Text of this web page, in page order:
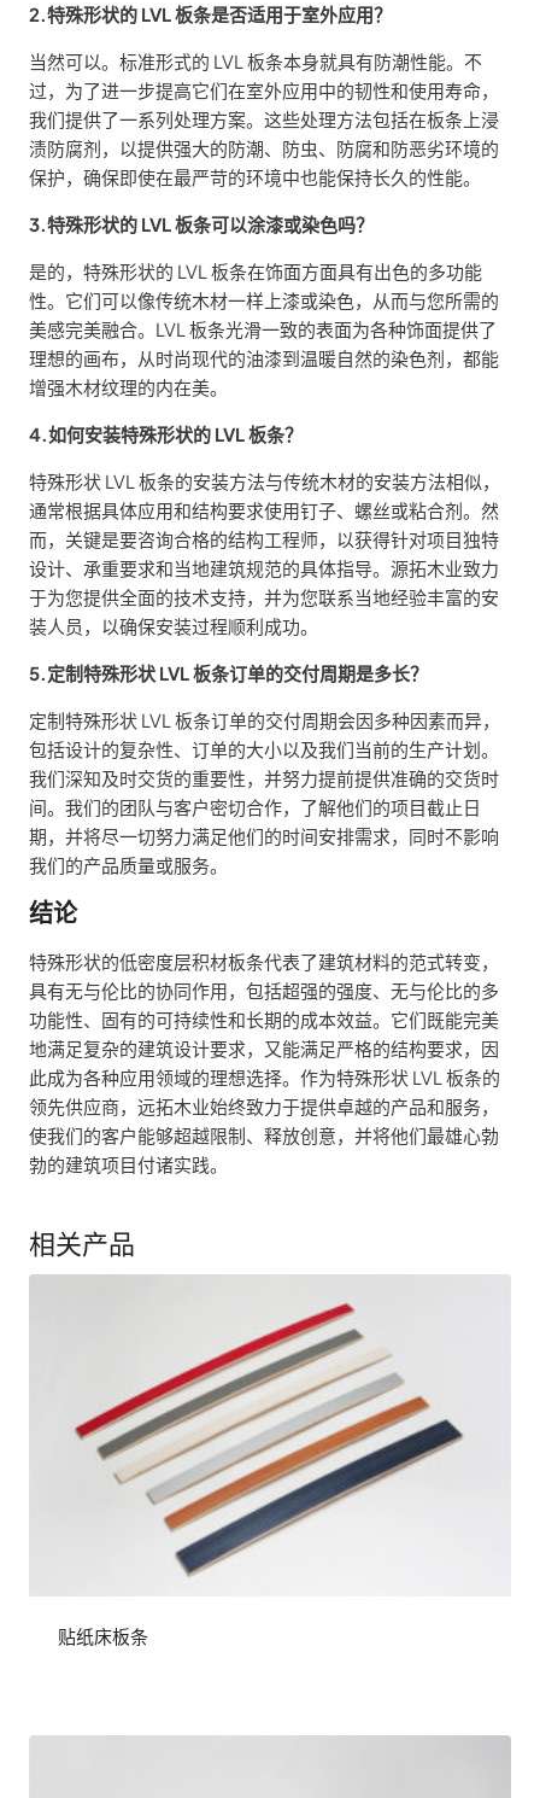
2.特殊形状的 LVL 板条是否适用于室外应用？
当然可以。标准形式的 LVL 板条本身就具有防潮性能。不
过，为了进一步提高它们在室外应用中的韧性和使用寿命，
我们提供了一系列处理方案。这些处理方法包括在板条上浸
渍防腐剂，以提供强大的防潮、防虫、防腐和防恶劣环境的
保护，确保即使在最严苛的环境中也能保持长久的性能。
3.特殊形状的 LVL 板条可以涂漆或染色吗？
是的，特殊形状的 LVL 板条在饰面方面具有出色的多功能
性。它们可以像传统木材一样上漆或染色，从而与您所需的
美感完美融合。LVL 板条光滑一致的表面为各种饰面提供了
理想的画布，从时尚现代的油漆到温暖自然的染色剂，都能
增强木材纹理的内在美。
4.如何安装特殊形状的 LVL 板条？
特殊形状 LVL 板条的安装方法与传统木材的安装方法相似，
通常根据具体应用和结构要求使用钉子、螺丝或粘合剂。然
而，关键是要咨询合格的结构工程师，以获得针对项目独特
设计、承重要求和当地建筑规范的具体指导。源拓木业致力
于为您提供全面的技术支持，并为您联系当地经验丰富的安
装人员，以确保安装过程顺利成功。
5.定制特殊形状 LVL 板条订单的交付周期是多长？
定制特殊形状 LVL 板条订单的交付周期会因多种因素而异，
包括设计的复杂性、订单的大小以及我们当前的生产计划。
我们深知及时交货的重要性，并努力提前提供准确的交货时
间。我们的团队与客户密切合作，了解他们的项目截止日
期，并将尽一切努力满足他们的时间安排需求，同时不影响
我们的产品质量或服务。
结论
特殊形状的低密度层积材板条代表了建筑材料的范式转变，
具有无与伦比的协同作用，包括超强的强度、无与伦比的多
功能性、固有的可持续性和长期的成本效益。它们既能完美
地满足复杂的建筑设计要求，又能满足严格的结构要求，因
此成为各种应用领域的理想选择。作为特殊形状 LVL 板条的
领先供应商，远拓木业始终致力于提供卓越的产品和服务，
使我们的客户能够超越限制、释放创意，并将他们最雄心勃
勃的建筑项目付诸实践。
相关产品
贴纸床板条